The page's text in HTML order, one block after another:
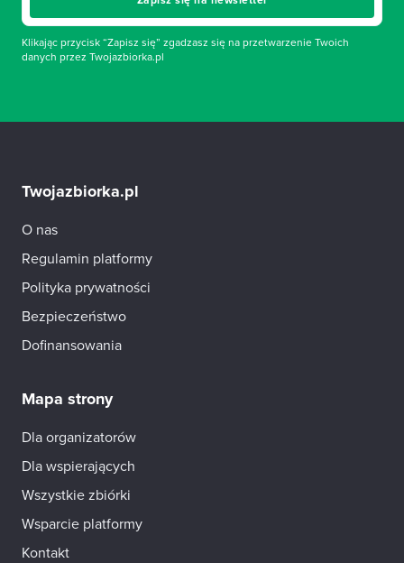
Klikając przycisk “Zapisz się” zgadzasz się na przetwarzenie Twoich
danych przez Twojazbiorka.pl
Twojazbiorka.pl
O nas
Regulamin platformy
Polityka prywatności
Bezpieczeństwo
Dofinansowania
Mapa strony
Dla organizatorów
Dla wspierających
Wszystkie zbiórki
Wsparcie platformy
Kontakt